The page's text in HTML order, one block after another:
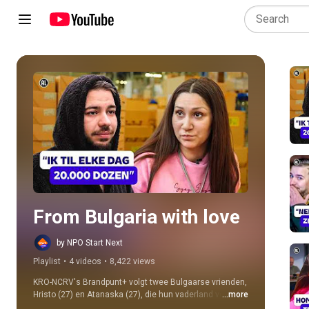
Play all
From Bulgaria with love
by NPO Start Next
Playlist • 4 videos • 8,422 views
KRO-NCRV's Brandpunt+ volgt twee Bulgaarse vrienden,
Hristo (27) en Atanaska (27), die hun vaderland verlieten
om aan het werk te gaan in Nederland. Hristo is op zoek
...more